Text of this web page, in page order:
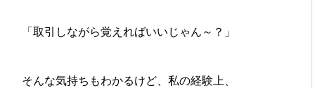
「取引しながら覚えればいいじゃん～？」
そんな気持ちもわかるけど、私の経験上、